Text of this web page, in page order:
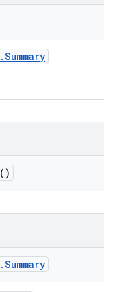
.Summary
()
.Summary